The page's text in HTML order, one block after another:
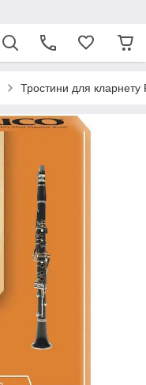
Тростини для